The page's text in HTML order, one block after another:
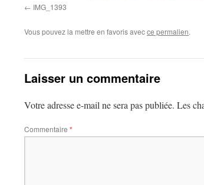
IMG_1393
Vous pouvez la mettre en favoris avecce permalien.
Laisser un commentaire
Votre adresse e-mail ne sera pas publiée. Les
Commentaire *